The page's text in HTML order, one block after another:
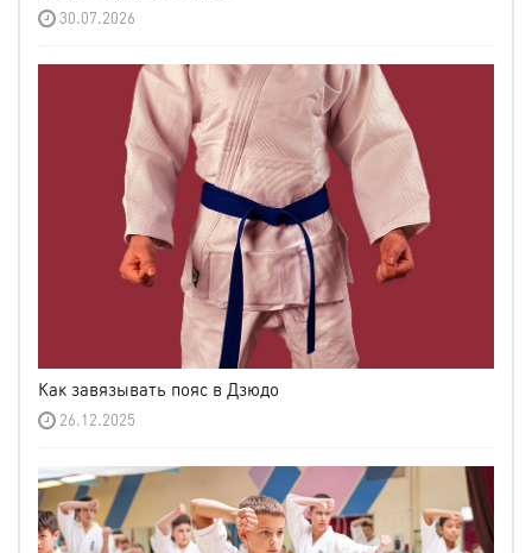
30.07.2026
Как завязывать пояс в Дзюдо
26.12.2025